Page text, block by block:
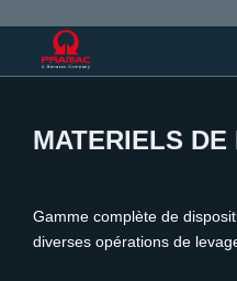
MATERIELS DE
Gamme complète de
diverses opérations de